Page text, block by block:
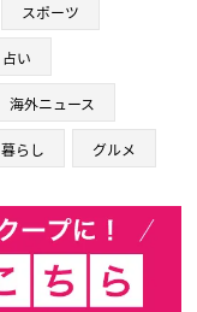
スポーツ
占い
海外ニュース
暮らし グルメ